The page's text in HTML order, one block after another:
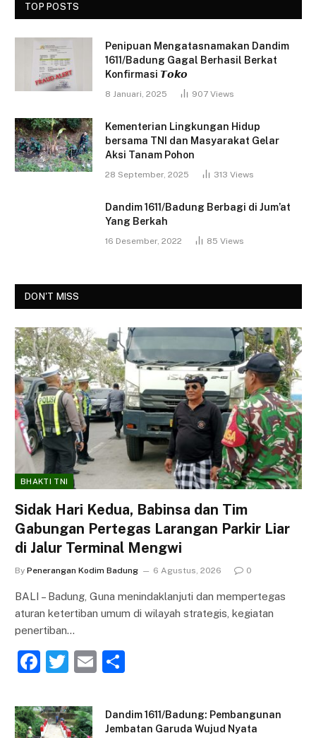
TOP POSTS
Penipuan Mengatasnamakan Dandim
1611/Badung Gagal Berhasil Berkat
Konfirmasi 𝙏𝙤𝙠𝙤
8 Januari, 2025 907 Views
Kementerian Lingkungan Hidup
bersama TNI dan Masyarakat Gelar
Aksi Tanam Pohon
28 September, 2025 313 Views
Dandim 1611/Badung Berbagi di Jum’at
Yang Berkah
16 Desember, 2022 85 Views
DON'T MISS
BHAKTI TNI
Sidak Hari Kedua, Babinsa dan Tim
Gabungan Pertegas Larangan Parkir Liar
di Jalur Terminal Mengwi
By Penerangan Kodim Badung 6 Agustus, 2026 0
BALI – Badung, Guna menindaklanjuti dan mempertegas
aturan ketertiban umum di wilayah strategis, kegiatan
penertiban…
F
c
e
T
itt
er
E
ai ar
e
Dandim 1611/Badung: Pembangunan
Jembatan Garuda Wujud Nyata